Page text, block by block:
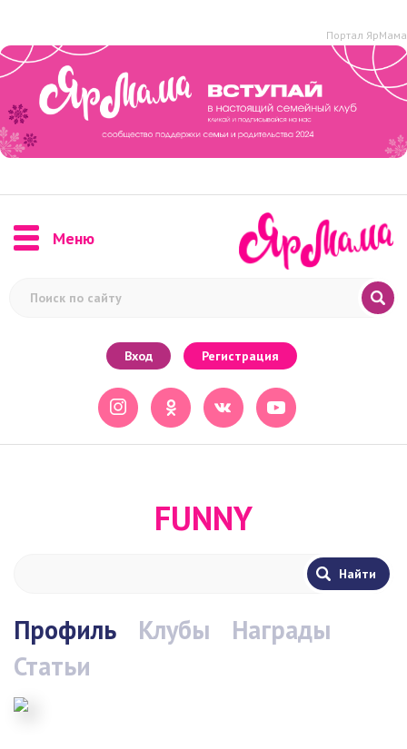
Портал ЯрМама
Меню
Вход Регистрация
FUNNY
Профиль Клубы
Награды
Статьи